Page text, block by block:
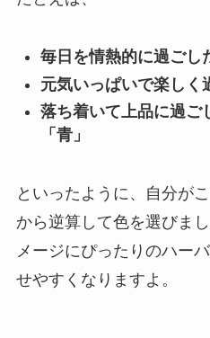
毎日を情熱的に過ごし
元気いっぱいで楽しく
落ち着いて上品に過ご
「青」
といったように、自分が
から逆算して色を選びま
メージにぴったりのハー
せやすくなりますよ。